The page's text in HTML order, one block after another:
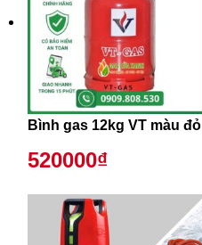
Bình gas 12kg VT màu đỏ
520000₫